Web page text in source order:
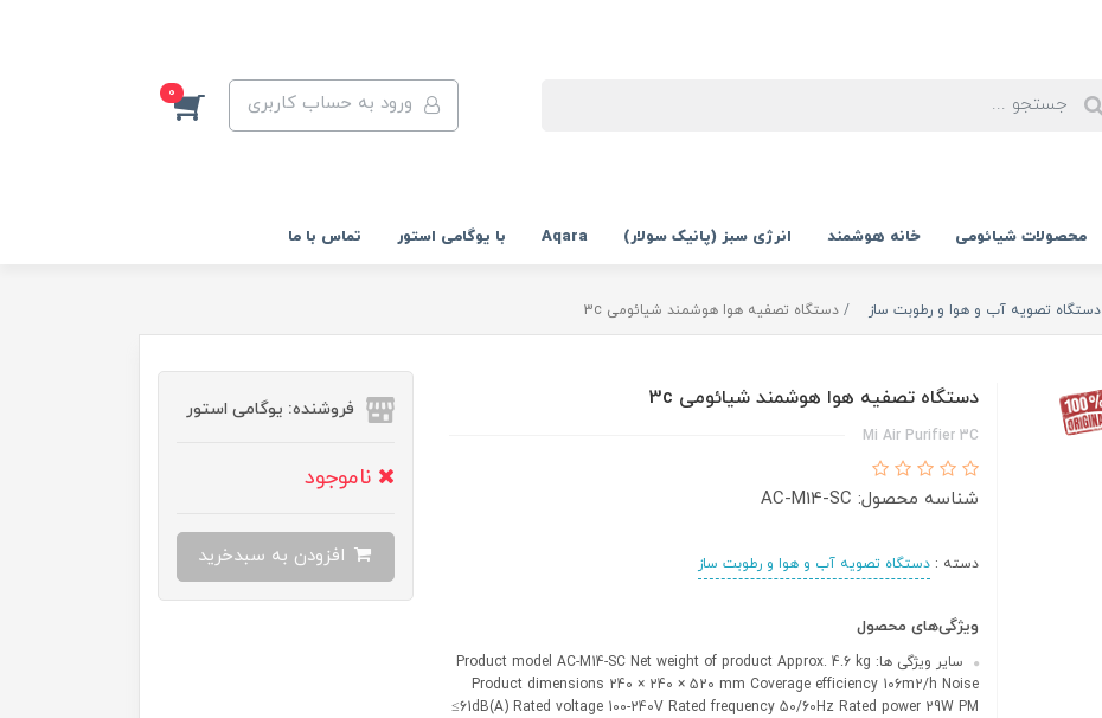
ورود به حساب کاربری 0
محصولات شیائومی خانه هوشمند انرژی سبز (پانیک سولار) Aqara با یوگامی استور تماس با ما
دستگاه تصویه آب و هوا و رطوبت ساز دستگاه تصفیه هوا هوشمند شیائومی 3c
دستگاه تصفیه هوا هوشمند شیائومی 3c
Mi Air Purifier 3C
شناسه محصول: AC-M14-SC
دسته :دستگاه تصویه آب و هوا و رطوبت ساز
ویژگی‌های محصول
سایر ویژگی ها: Product model AC-M14-SC Net weight of product Approx. 4.6 kg
Product dimensions 240 × 240 × 520 mm Coverage efficiency 106m2/h Noise
≤61dB(A) Rated voltage 100-240V Rated frequency 50/60Hz Rated power 29W PM
فروشنده: یوگامی استور
ناموجود